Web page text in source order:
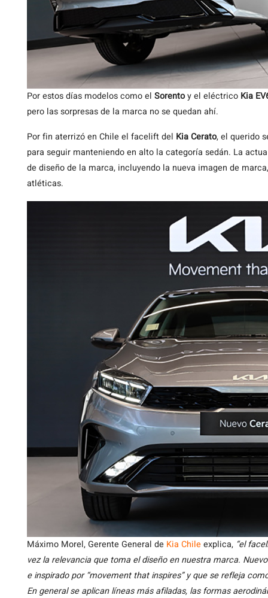
Por estos días modelos como el Sorentoy el eléctrico Kia
pero las sorpresas de la marca no se quedan ahí.
Por fin aterrizó en Chile el facelift del Kia Cerato, el querido
para seguir manteniendo en alto la categoría sedán. La
de diseño de la marca, incluyendo la nueva imagen de
atléticas.
Máximo Morel, Gerente General de Kia Chile explica, “el
vez la relevancia que toma el diseño en nuestra marca.
e inspirado por “movement that inspires” y que se refleja
En general se aplican líneas más afiladas, las formas